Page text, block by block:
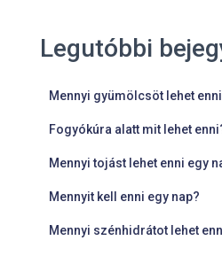
Legutóbbi
Mennyi gyümölcsöt lehet
Fogyókúra alatt mit lehet
Mennyi tojást lehet enni egy
Mennyit kell enni egy nap?
Mennyi szénhidrátot lehet